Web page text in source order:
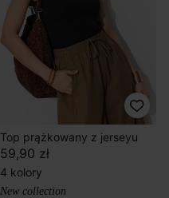
Top prążkowany z jerseyu
59,90 zł
4 kolory
New collection